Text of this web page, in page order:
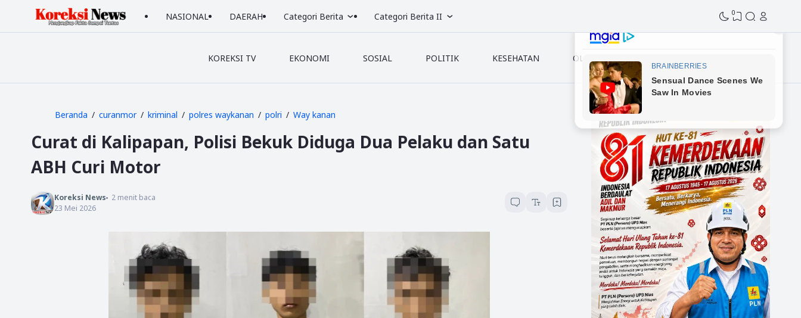
NASIONAL DAERAH Categori Berita Categori Berita II 0
KOREKSI TV EKONOMI SOSIAL POLITIK KESEHATAN OLAHRAGA
Beranda curanmor kriminal polres waykanan polri Way kanan
Curat di Kalipapan, Polisi Bekuk Diduga Dua Pelaku dan Satu
ABH Curi Motor
Koreksi News 2menit baca
23 Mei 2026